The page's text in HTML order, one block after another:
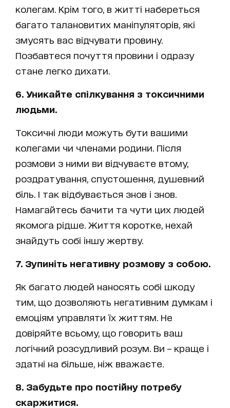
колегам. Крім того, в житті набереться
багато талановитих маніпуляторів, які
змусять вас відчувати провину.
Позбавтеся почуття провини і одразу
стане легко дихати.
6. Уникайте спілкування з токсичними
людьми.
Токсичні люди можуть бути вашими
колегами чи членами родини. Після
розмови з ними ви відчуваєте втому,
роздратування, спустошення, душевний
біль. І так відбувається знов і знов.
Намагайтесь бачити та чути цих людей
якомога рідше. Життя коротке, нехай
знайдуть собі іншу жертву.
7. Зупиніть негативну розмову з собою.
Як багато людей наносять собі шкоду
тим, що дозволяють негативним думкам і
емоціям управляти їх життям. Не
довіряйте всьому, що говорить ваш
логічний розсудливий розум. Ви – краще і
здатні на більше, ніж вважаєте.
8. Забудьте про постійну потребу
скаржитися.